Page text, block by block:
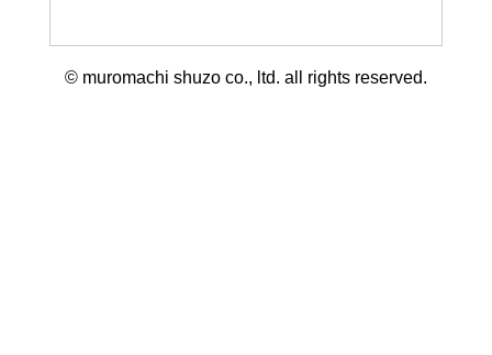
© muromachi shuzo co., ltd. all rights reserved.